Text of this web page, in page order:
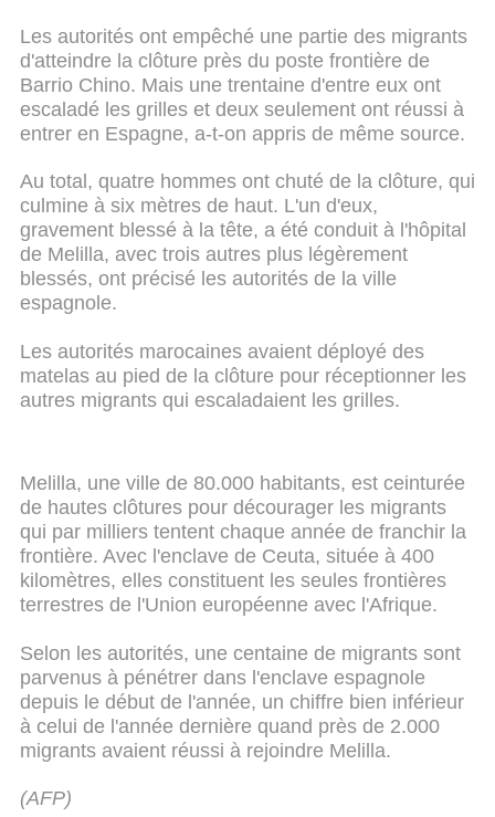
Les autorités ont empêché une partie des migrants
d'atteindre la clôture près du poste frontière de
Barrio Chino. Mais une trentaine d'entre eux ont
escaladé les grilles et deux seulement ont réussi à
entrer en Espagne, a-t-on appris de même source.
Au total, quatre hommes ont chuté de la clôture, qui
culmine à six mètres de haut. L'un d'eux,
gravement blessé à la tête, a été conduit à l'hôpital
de Melilla, avec trois autres plus légèrement
blessés, ont précisé les autorités de la ville
espagnole.
Les autorités marocaines avaient déployé des
matelas au pied de la clôture pour réceptionner les
autres migrants qui escaladaient les grilles.
Melilla, une ville de 80.000 habitants, est ceinturée
de hautes clôtures pour décourager les migrants
qui par milliers tentent chaque année de franchir la
frontière. Avec l'enclave de Ceuta, située à 400
kilomètres, elles constituent les seules frontières
terrestres de l'Union européenne avec l'Afrique.
Selon les autorités, une centaine de migrants sont
parvenus à pénétrer dans l'enclave espagnole
depuis le début de l'année, un chiffre bien inférieur
à celui de l'année dernière quand près de 2.000
migrants avaient réussi à rejoindre Melilla.
(AFP)